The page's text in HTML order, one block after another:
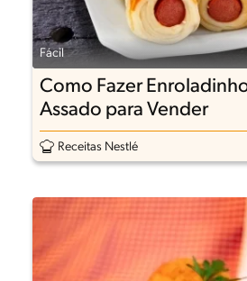
Fácil
Como Fazer
Assado para Vender
Receitas Nestlé